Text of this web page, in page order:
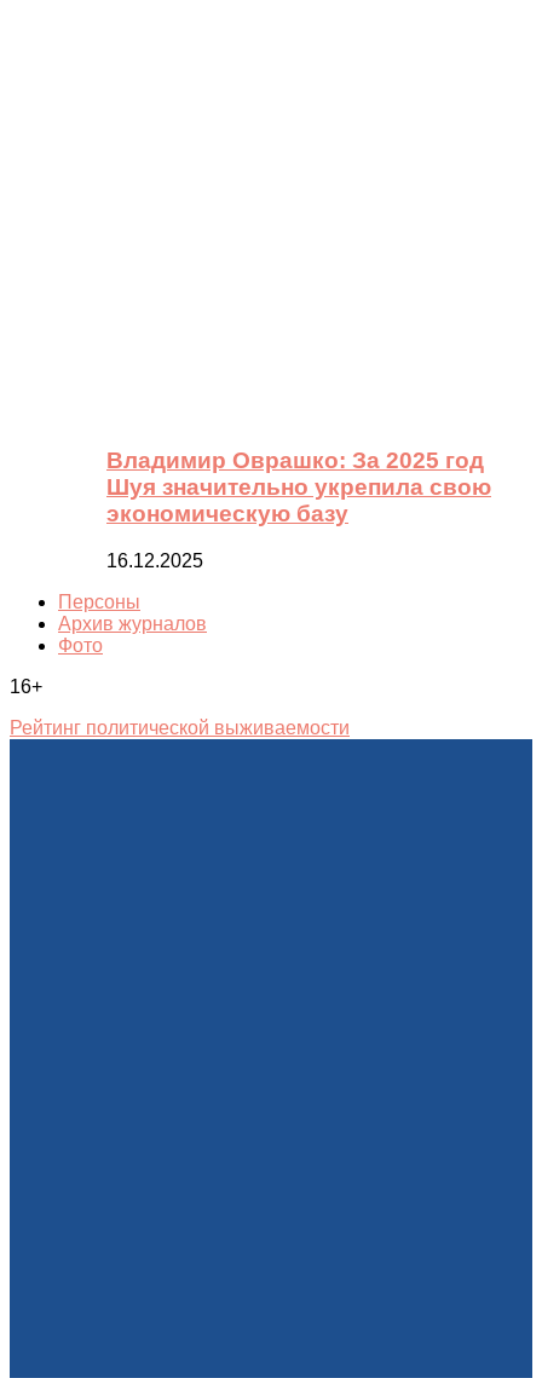
Владимир Оврашко: За 2025 год
Шуя значительно укрепила свою
экономическую базу
16.12.2025
Персоны
Архив журналов
Фото
16+
Рейтинг политической выживаемости